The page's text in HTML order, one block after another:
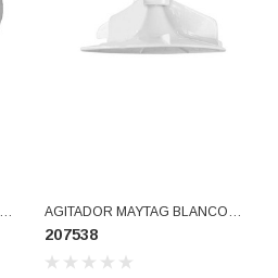
AGITADOR MAYTAG BLANCO
(207538)
207538